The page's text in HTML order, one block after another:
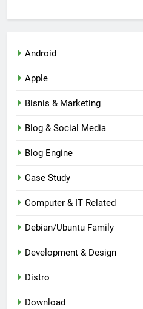
Android
Apple
Bisnis & Marketing
Blog & Social Media
Blog Engine
Case Study
Computer & IT Related
Debian/Ubuntu Family
Development & Design
Distro
Download